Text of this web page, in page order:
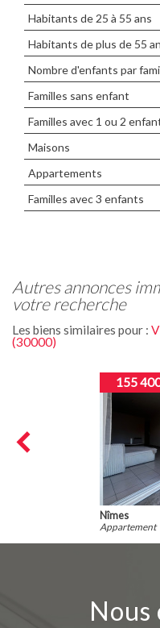
Habitants de 25 à 55 ans
Habitants de plus de 55
Nombre d'enfants par
Familles sans enfant
Familles avec 1 ou 2
Maisons
Appartements
Familles avec 3 enfants
autres annonces immobilières correspondant à
votre recherche
Les biens similaires pour :
(30000)
155
Nîmes
Appartement